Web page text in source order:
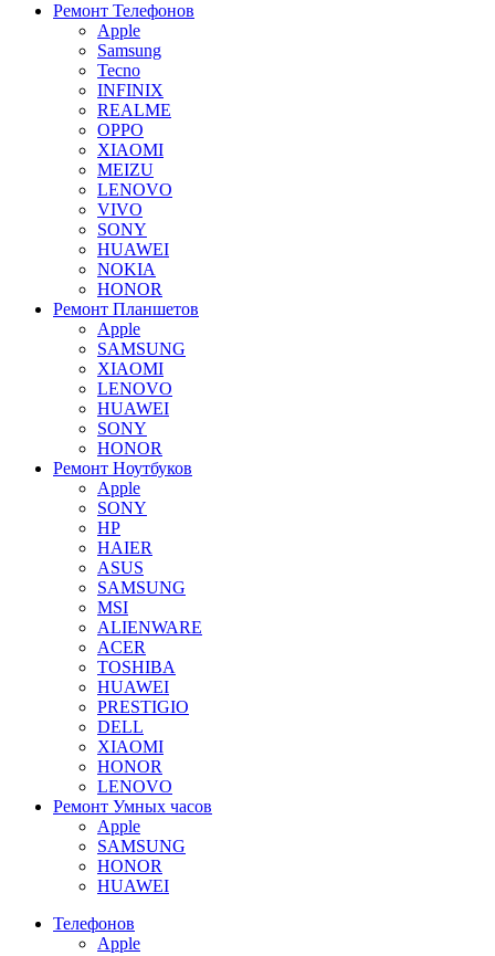
Ремонт Телефонов
Apple
Samsung
Tecno
INFINIX
REALME
OPPO
XIAOMI
MEIZU
LENOVO
VIVO
SONY
HUAWEI
NOKIA
HONOR
Ремонт Планшетов
Apple
SAMSUNG
XIAOMI
LENOVO
HUAWEI
SONY
HONOR
Ремонт Ноутбуков
Apple
SONY
HP
HAIER
ASUS
SAMSUNG
MSI
ALIENWARE
ACER
TOSHIBA
HUAWEI
PRESTIGIO
DELL
XIAOMI
HONOR
LENOVO
Ремонт Умных часов
Apple
SAMSUNG
HONOR
HUAWEI
Телефонов
Apple